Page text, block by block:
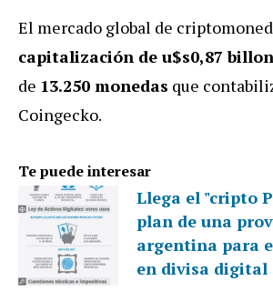
El mercado global de
capitalización de u$s0,87
de 13.250 monedas que
Coingecko.
Te puede interesar
Llega el "cripto
plan de una
argentina para
en divisa